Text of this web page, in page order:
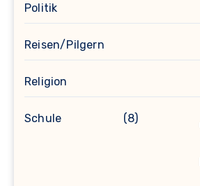
Politik
Reisen/Pilgern
Religion
Schule (8)